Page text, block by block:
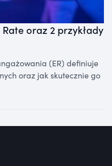
oraz 2 przykłady
(ER) definiuje
oraz jak skutecznie go